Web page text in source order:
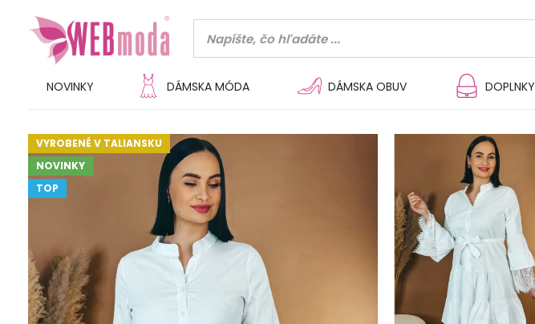
NOVINKY DÁMSKA MÓDA DÁMSKA OBUV DOPLNKY
VYROBENÉ V TALIANSKU
NOVINKY
TOP